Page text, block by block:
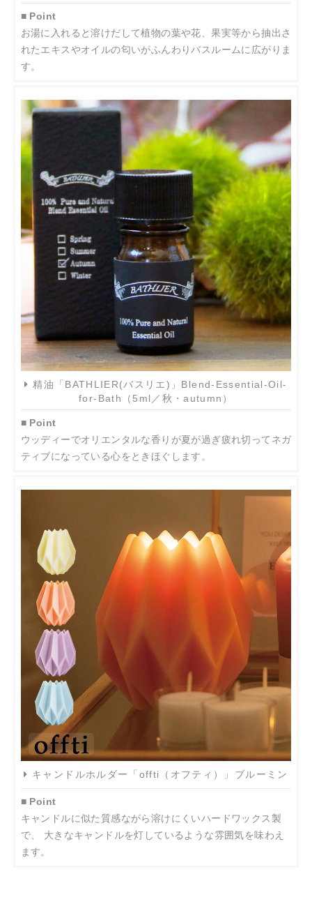
■ Point
お湯に入れると溶けだして植物の葉や花、果実等から抽出さ
れたエキスやオイルの匂いがふんわりバスルームに広がりま
す。
精油「BATHLIER(バスリエ)」Blend-Essential-Oil-
for-Bath（5ml／秋・autumn）
■ Point
ウッディーでオリエンタルな香りが夏が過ぎ疲れ切ってネガ
ティブになっている心をときほぐします。
キャンドルホルダー「offti（オフティ）」ブルーミン
■ Point
キャンドルに似た質感ながら溶けにくいハードワックス製
で、 大きなキャンドルを灯しているような雰囲気を味わえ
ます。